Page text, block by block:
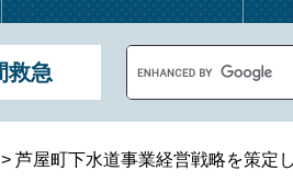
救急
o
g
l
e
> 芦屋町下水道事業経営戦略を策定